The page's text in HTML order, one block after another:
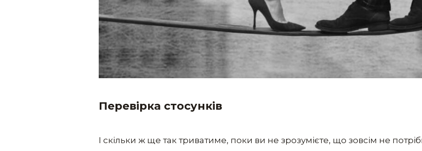
Перевірка стосунків
І скільки ж ще так триватиме, поки ви не зрозумієте, що зовсім не